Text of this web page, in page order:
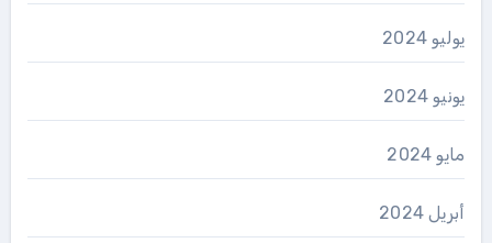
يوليو 2024
يونيو 2024
مايو 2024
أبريل 2024